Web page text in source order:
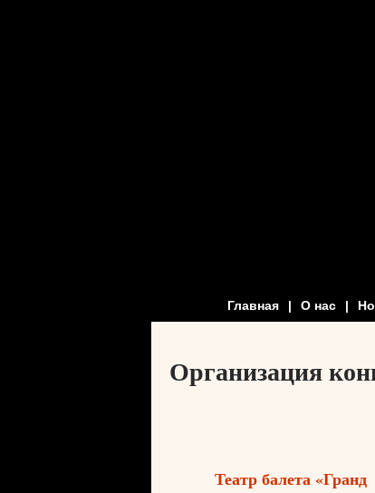
Главная | О нас |
Организация
Театр балета